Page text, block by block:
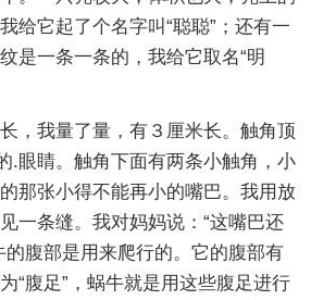
给它起了个名字叫“聪聪”；还有一
是一条一条的，我给它取名“明
，我量了量，有３厘米长。触角顶
.眼睛。触角下面有两条小触角，小
那张小得不能再小的嘴巴。我用放
一条缝。我对妈妈说：“这嘴巴还
的腹部是用来爬行的。它的腹部有
“腹足”，蜗牛就是用这些腹足进行